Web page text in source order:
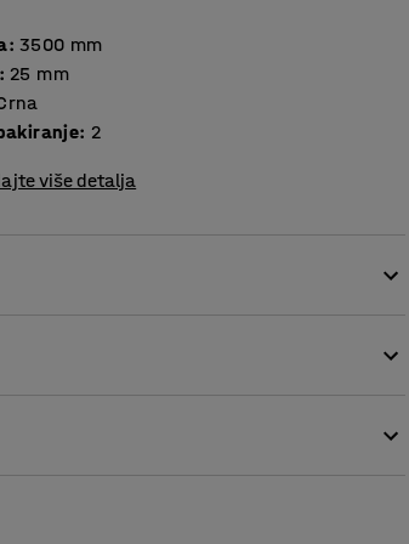
: 3500 mm
: 25 mm
: 2
više detalja